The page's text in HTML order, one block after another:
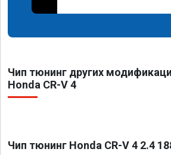
Чип тюнинг других
Honda CR-V 4
Чип тюнинг Honda CR-V 4 2.4